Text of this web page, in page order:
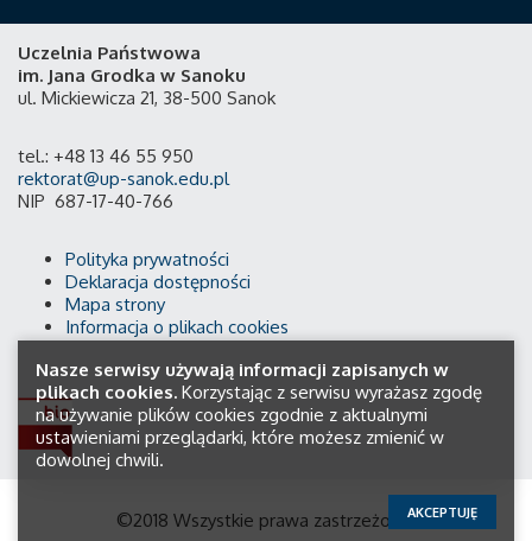
Uczelnia Państwowa
im. Jana Grodka w Sanoku
ul. Mickiewicza 21, 38-500 Sanok
tel.: +48 13 46 55 950
rektorat@up-sanok.edu.pl
NIP 687-17-40-766
Polityka prywatności
Deklaracja dostępności
Mapa strony
Informacja o plikach cookies
©2018 Wszystkie prawa zastrzeżone.
Nasze serwisy używają informacji zapisanych w
plikach cookies. Korzystając z serwisu wyrażasz zgodę
na używanie plików cookies zgodnie z aktualnymi
ustawieniami przeglądarki, które możesz zmienić w
dowolnej chwili.
AKCEPTUJĘ